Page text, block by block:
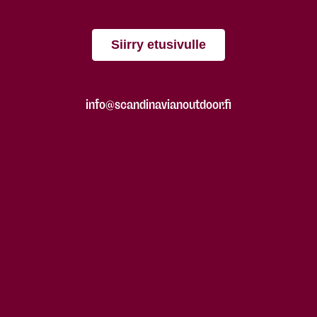
Siirry etusivulle
info@scandinavianoutdoor.fi